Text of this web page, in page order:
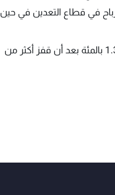
متأثرا ببيع لجني الأرباح في قطاع التعدين في حين
وانخفض مؤشر ستوكس 600 لأسهم شركات التأمين الأوروبية 1.3 بالمئة بعد أن قفز أكثر من